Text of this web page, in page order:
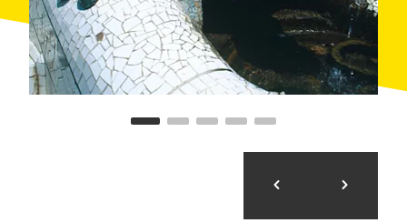
Si vous aimez le sport, que ce soit le pratiquer ou le
regarder, cette sortie vous enchantera. Avec
WeBarcelona, visitez lesinstallations sportivesles
plus emblématiques de la ville comme des
spectateurs de luxe : sur une eBike, un vélo électrique
destinations. Et en chemin ? Les meilleures vues de
Vous aimez courir ? Ce programme est parfait pour